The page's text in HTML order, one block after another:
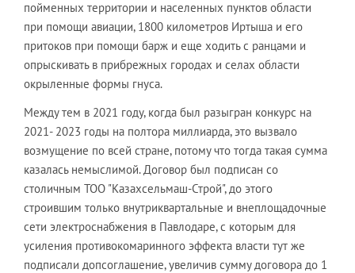
пойменных территории и населенных пунктов области
при помощи авиации, 1800 километров Иртыша и его
притоков при помощи барж и еще ходить с ранцами и
опрыскивать в прибрежных городах и селах области
окрыленные формы гнуса.
Между тем в 2021 году, когда был разыгран конкурс на
2021- 2023 годы на полтора миллиарда, это вызвало
возмущение по всей стране, потому что тогда такая сумма
казалась немыслимой. Договор был подписан со
столичным ТОО "Казахсельмаш-Строй", до этого
строившим только внутриквартальные и внеплощадочные
сети электроснабжения в Павлодаре, с которым для
усиления противокомаринного эффекта власти тут же
подписали допсоглашение, увеличив сумму договора до 1